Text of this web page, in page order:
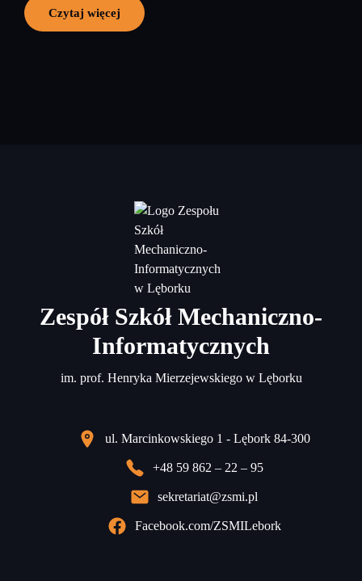
Czytaj więcej
Zespół Szkół Mechaniczno-
Informatycznych
im. prof. Henryka Mierzejewskiego w Lęborku
ul. Marcinkowskiego 1 - Lębork 84-300
+48 59 862 – 22 – 95
sekretariat@zsmi.pl
Facebook.com/ZSMILebork